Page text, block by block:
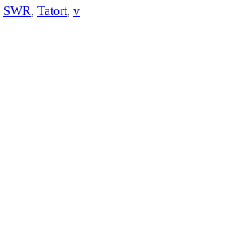
SWR, Tatort, v